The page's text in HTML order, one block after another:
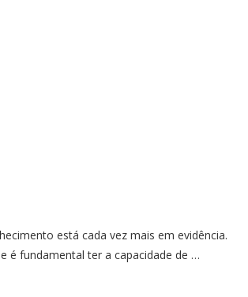
está cada vez mais em evidência.
é fundamental ter a capacidade de …